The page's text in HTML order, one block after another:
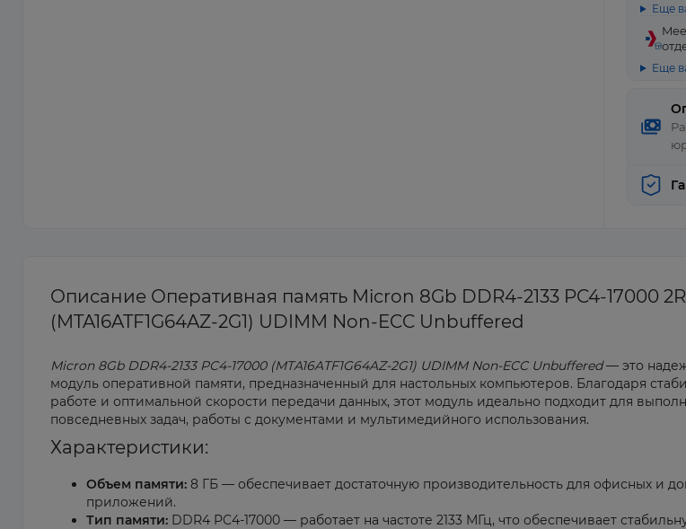
Еще
Еще
Описание Оперативная память Micron 8Gb DDR4-2133 PC4-17000
(MTA16ATF1G64AZ-2G1) UDIMM Non-ECC Unbuffered
Micron 8Gb DDR4-2133 PC4-17000 (MTA16ATF1G64AZ-2G1) UDIMM Non-ECC Unbuffered— это
модуль оперативной памяти, предназначенный для настольных компьютеров. Благодаря
работе и оптимальной скорости передачи данных, этот модуль идеально подходит для
повседневных задач, работы с документами и мультимедийного использования.
Характеристики:
Объем памяти: 8 ГБ — обеспечивает достаточную производительность для офисных и
приложений.
Тип памяти: DDR4 PC4-17000 — работает на частоте 2133 МГц, что обеспечивает